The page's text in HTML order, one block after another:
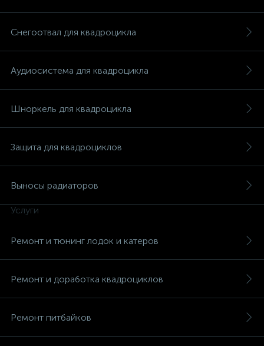
Снегоотвал для квадроцикла
Аудиосистема для квадроцикла
Шноркель для квадроцикла
Защита для квадроциклов
Выносы радиаторов
Услуги
Ремонт и тюнинг лодок и катеров
Ремонт и доработка квадроциклов
Ремонт питбайков